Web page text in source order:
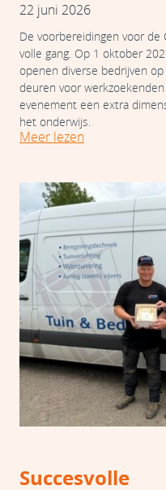
22 juni 2026
De voorbereidingen voor de
volle gang. Op 1 oktober
openen diverse bedrijven
deuren voor
evenement een extra
het onderwijs.
Meer lezen
Succesvolle